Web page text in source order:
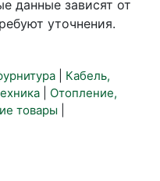
данные зависят от
уточнения.
Кабель,
Отопление,
товары